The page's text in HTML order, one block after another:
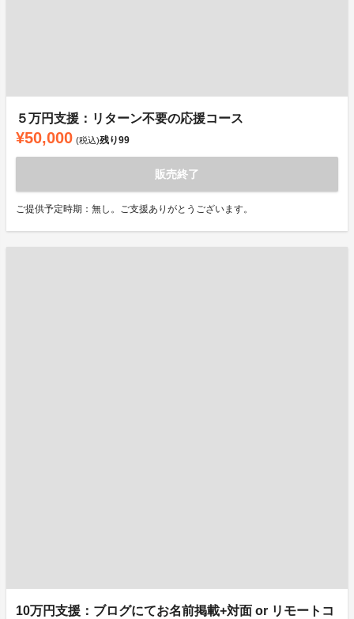
５万円支援：リターン不要の応援コース
¥50,000 (税込)残り99
販売終了
ご提供予定時期：無し。ご支援ありがとうございます。
10万円支援：ブログにてお名前掲載+対面 or リモートコ